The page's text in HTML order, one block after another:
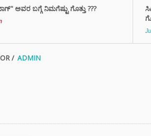
ಕೋಟಿ ರೂ ಲೂಟಿ
ಕೂದಲಿಗೆ ಬೀಟ್ರೂಟ್‌ನ ಈ
ಅವರ ಬಗ್ಗೆ ನಿಮಗೆಷ್ಟು ಗೊತ್ತು ???
/ ADMIN